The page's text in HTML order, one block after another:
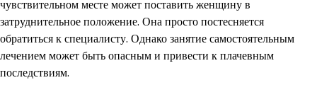
чувствительном месте может поставить женщину в
затруднительное положение. Она просто постесняется
обратиться к специалисту. Однако занятие самостоятельным
лечением может быть опасным и привести к плачевным
последствиям.